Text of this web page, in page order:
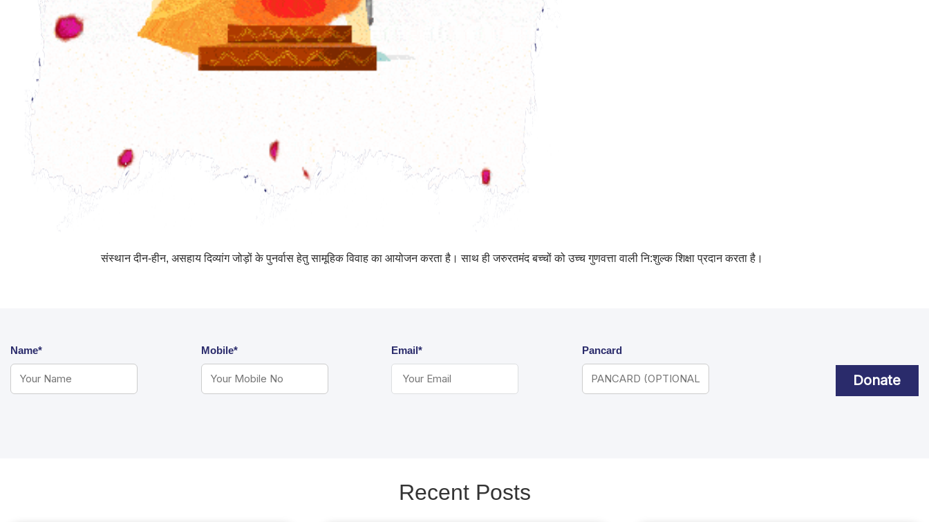
संस्थान दीन-हीन, असहाय दिव्यांग जोड़ों के पुनर्वास हेतु सामूहिक विवाह का आयोजन करता है। साथ ही जरुरतमंद बच्चों को उच्च गुणवत्ता वाली नि:शुल्क शिक्षा प्रदान करता है।
Name* Mobile* Email* Pancard
Donate
Recent Posts